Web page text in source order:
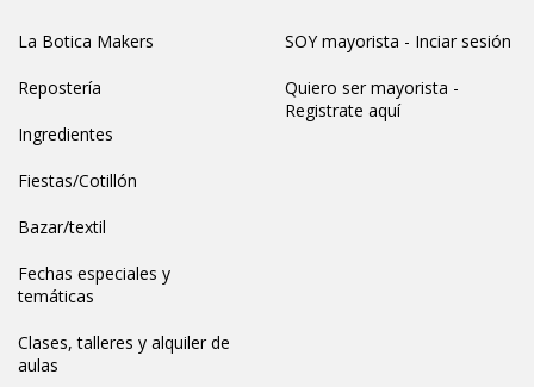
La Botica Makers
Repostería
Ingredientes
Fiestas/Cotillón
Bazar/textil
Fechas especiales y
temáticas
Clases, talleres y alquiler de
aulas
SOY mayorista - Inciar sesión
Quiero ser mayorista -
Registrate aquí